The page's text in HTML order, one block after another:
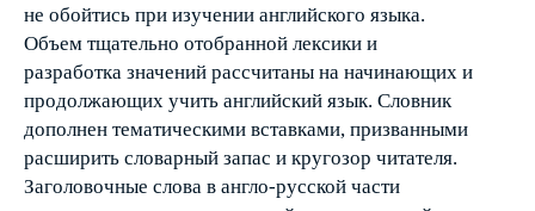
не обойтись при изучении английского языка.
Объем тщательно отобранной лексики и
разработка значений рассчитаны на начинающих и
продолжающих учить английский язык. Словник
дополнен тематическими вставками, призванными
расширить словарный запас и кругозор читателя.
Заголовочные слова в англо-русской части